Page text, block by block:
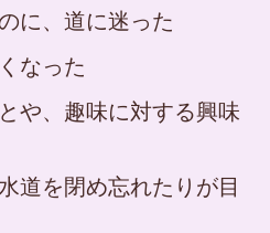
に、道に迷った
なった
や、趣味に対する興味
道を閉め忘れたりが目